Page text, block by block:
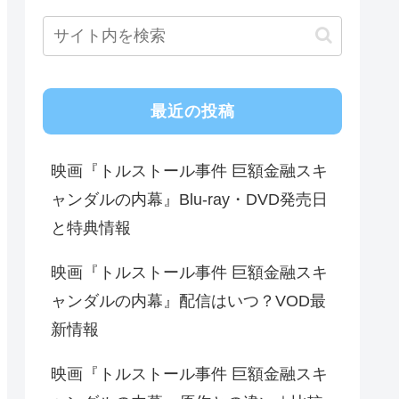
最近の投稿
映画『トルストール事件 巨額金融スキ
ャンダルの内幕』Blu-ray・DVD発売日
と特典情報
映画『トルストール事件 巨額金融スキ
ャンダルの内幕』配信はいつ？VOD最
新情報
映画『トルストール事件 巨額金融スキ